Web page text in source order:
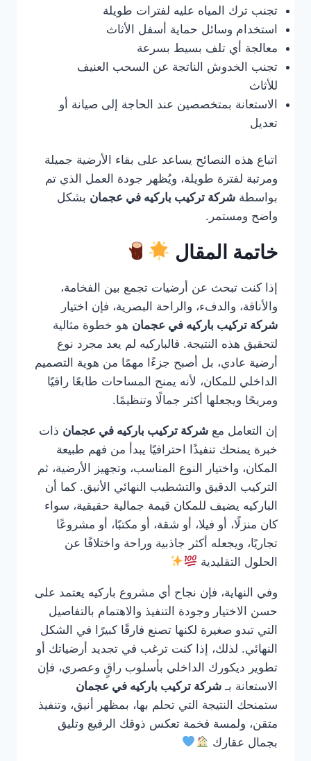
تجنب ترك المياه عليه لفترات طويلة
استخدام وسائل حماية أسفل الأثاث
معالجة أي تلف بسيط بسرعة
تجنب الخدوش الناتجة عن السحب العنيف
للأثاث
الاستعانة بمتخصصين عند الحاجة إلى صيانة أو
تعديل
اتباع هذه النصائح يساعد على بقاء الأرضية جميلة
ومرتبة لفترة طويلة، ويُظهر جودة العمل الذي تم
بواسطة شركة تركيب باركيه في عجمان بشكل
واضح ومستمر.
خاتمة المقال
إذا كنت تبحث عن أرضيات تجمع بين الفخامة،
والأناقة، والدفء، والراحة البصرية، فإن اختيار
شركة تركيب باركيه في عجمان هو خطوة مثالية
لتحقيق هذه النتيجة. فالباركيه لم يعد مجرد نوع
أرضية عادي، بل أصبح جزءًا مهمًا من هوية التصميم
الداخلي للمكان، لأنه يمنح المساحات طابعًا راقيًا
ومريحًا ويجعلها أكثر جمالًا وتنظيمًا.
إن التعامل مع شركة تركيب باركيه في عجمان ذات
خبرة يمنحك تنفيذًا احترافيًا يبدأ من فهم طبيعة
المكان، واختيار النوع المناسب، وتجهيز الأرضية، ثم
التركيب الدقيق والتشطيب النهائي الأنيق. كما أن
الباركيه يضيف للمكان قيمة جمالية حقيقية، سواء
كان منزلًا، أو فيلا، أو شقة، أو مكتبًا، أو مشروعًا
تجاريًا، ويجعله أكثر جاذبية وراحة واختلافًا عن
الحلول التقليدية
وفي النهاية، فإن نجاح أي مشروع باركيه يعتمد على
حسن الاختيار وجودة التنفيذ والاهتمام بالتفاصيل
التي تبدو صغيرة لكنها تصنع فارقًا كبيرًا في الشكل
النهائي. لذلك، إذا كنت ترغب في تجديد أرضياتك أو
تطوير ديكورك الداخلي بأسلوب راقٍ وعصري، فإن
الاستعانة بـ شركة تركيب باركيه في عجمان
ستمنحك النتيجة التي تحلم بها، بمظهر أنيق، وتنفيذ
متقن، ولمسة فخمة تعكس ذوقك الرفيع وتليق
بجمال عقارك